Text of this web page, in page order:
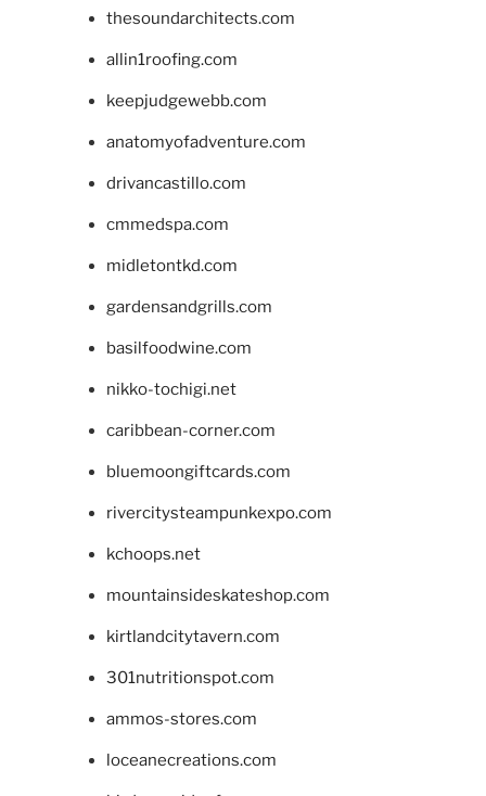
thesoundarchitects.com
allin1roofing.com
keepjudgewebb.com
anatomyofadventure.com
drivancastillo.com
cmmedspa.com
midletontkd.com
gardensandgrills.com
basilfoodwine.com
nikko-tochigi.net
caribbean-corner.com
bluemoongiftcards.com
rivercitysteampunkexpo.com
kchoops.net
mountainsideskateshop.com
kirtlandcitytavern.com
301nutritionspot.com
ammos-stores.com
loceanecreations.com